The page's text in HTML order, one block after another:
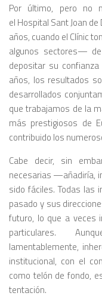
Por último, pero no
el Hospital Sant Joan
años, cuando el Clínic
algunos sectores—
depositar su
años, los resultados
desarrollados
que trabajamos de la
más prestigiosos de
contribuido los
Cabe decir, sin
necesarias —añadiría,
sido fáciles. Todas las
pasado y sus
futuro, lo que a veces
particulares.
lamentablemente,
institucional, con el
como telón de fondo,
tentación.